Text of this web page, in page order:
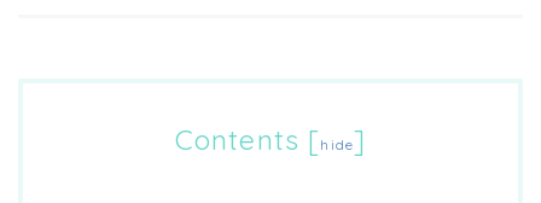
Contents [ hide]